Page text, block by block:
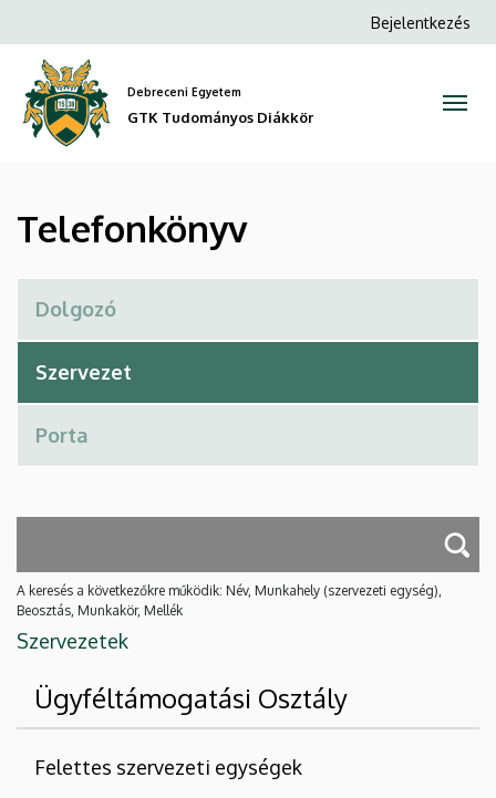
GTK
Tudományos
Diákkör
a
tartalomra
Anonim
Bejelentkezés
Debreceni Egyetem
GTK Tudományos Diákkör
Telefonkönyv
A keresés a következőkre működik: Név, Munkahely (szervezeti egység),
Beosztás, Munkakör, Mellék
Szervezetek
Ügyféltámogatási Osztály
Felettes szervezeti egységek